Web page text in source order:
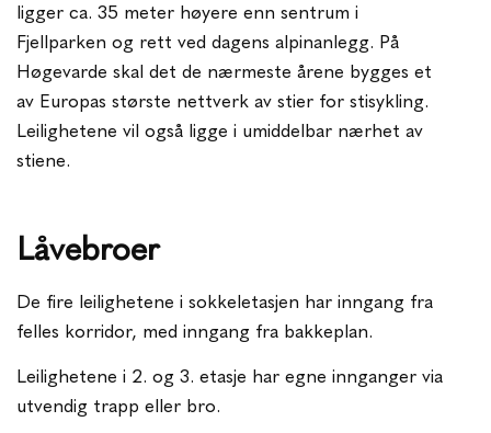
ligger ca. 35 meter høyere enn sentrum i
Fjellparken og rett ved dagens alpinanlegg. På
Høgevarde skal det de nærmeste årene bygges et
av Europas største nettverk av stier for stisykling.
Leilighetene vil også ligge i umiddelbar nærhet av
stiene.
Låvebroer
De fire leilighetene i sokkeletasjen har inngang fra
felles korridor, med inngang fra bakkeplan.
Leilighetene i 2. og 3. etasje har egne innganger via
utvendig trapp eller bro.